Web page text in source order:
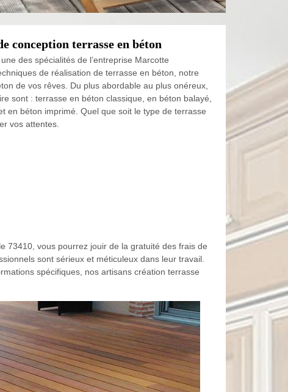
conception terrasse en béton
des spécialités de l’entreprise Marcotte
de réalisation de terrasse en béton, notre
de vos rêves. Du plus abordable au plus onéreux,
sont : terrasse en béton classique, en béton balayé,
en béton imprimé. Quel que soit le type de terrasse
vos attentes.
73410, vous pourrez jouir de la gratuité des frais de
sont sérieux et méticuleux dans leur travail.
spécifiques, nos artisans création terrasse